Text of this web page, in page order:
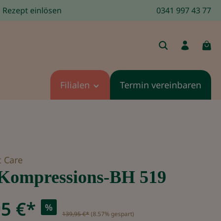
Rezept einlösen 0341 997 43 77
Filialen Termin vereinbaren
Care
BH 519
€* %
139,95 €*(8.57% gespart)